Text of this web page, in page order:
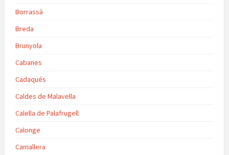
Borrassà
Breda
Brunyola
Cabanes
Cadaqués
Caldes de Malavella
Calella de Palafrugell
Calonge
Camallera